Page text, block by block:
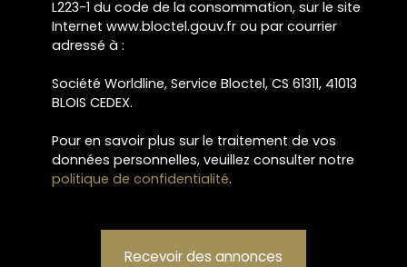
L223-1 du code de la consommation, sur le site
Internet www.bloctel.gouv.fr ou par courrier
adressé à :
Société Worldline, Service Bloctel, CS 61311, 41013
BLOIS CEDEX.
Pour en savoir plus sur le traitement de vos
données personnelles, veuillez consulter notre
politique de confidentialité.
Recevoir des annonces